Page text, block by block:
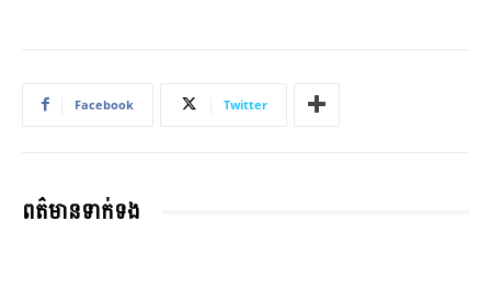
Facebook Twitter
ពត៌មានទាក់ទង